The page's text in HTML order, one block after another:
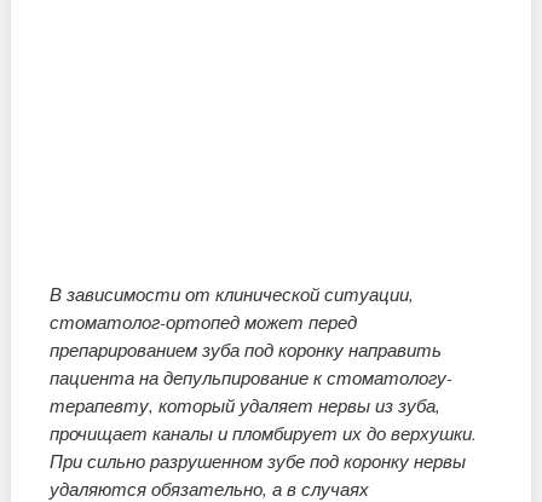
В зависимости от клинической ситуации,
стоматолог-ортопед может перед
препарированием зуба под коронку направить
пациента на депульпирование к стоматологу-
терапевту, который удаляет нервы из зуба,
прочищает каналы и пломбирует их до верхушки.
При сильно разрушенном зубе под коронку нервы
удаляются обязательно, а в случаях